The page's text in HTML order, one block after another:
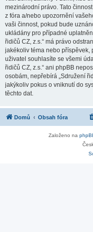
mezinárodní právo. Tato
z fóra a/nebo upozornění
vaši činnost, pokud bude
ukládány pro případné
řidičů CZ, z.s.“ má právo
jakékoliv téma nebo příspěvek,
uživatel souhlasíte se všemi
řidičů CZ, z.s.“ ani phpBB
osobám, nepřebírá „Sdružení
jakýkoliv pokus o vniknutí do
těchto dat.
Domů Obsah fóra
Založeno na